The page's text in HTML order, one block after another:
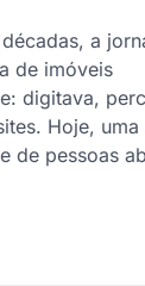
a
de imóveis
digitava,
Hoje, uma
de pessoas